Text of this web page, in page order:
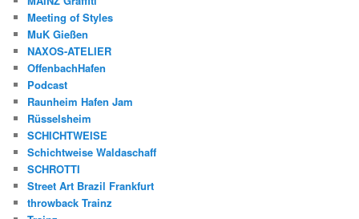
Meeting of Styles
MuK Gießen
NAXOS-ATELIER
OffenbachHafen
Podcast
Raunheim Hafen Jam
Rüsselsheim
SCHICHTWEISE
Schichtweise Waldaschaff
SCHROTTI
Street Art Brazil Frankfurt
throwback Trainz